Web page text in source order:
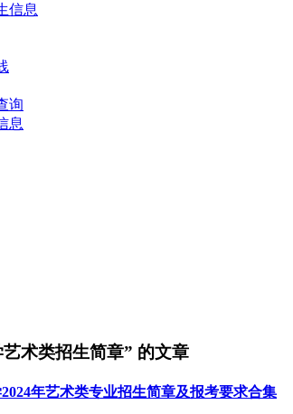
信息
询
息
术类招生简章” 的文章
2024年艺术类专业招生简章及报考要求合集